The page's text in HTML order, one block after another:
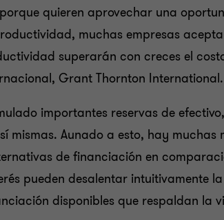
quieren aprovechar una
muchas empresas
superarán con creces el
Grant Thornton International.
importantes reservas de
Aunado a esto, hay muchas
de financiación en
pueden desalentar intuitivamente
disponibles que respaldan la